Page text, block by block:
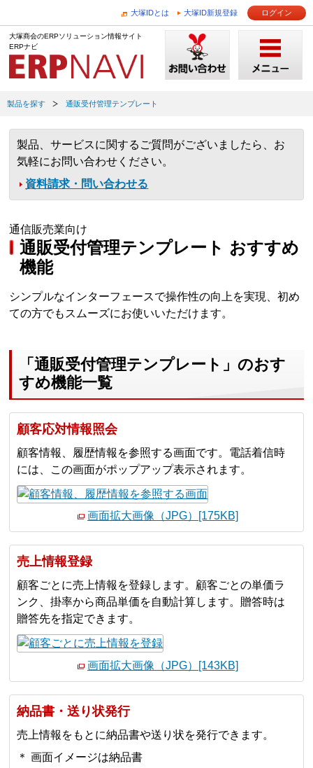
大塚IDとは 大塚ID新規登録 ログイン
大塚商会のERPソリューション情報サイト
ERPナビ
製品を探す 通販受付管理テンプレート
製品、サービスに関するご質問がございましたら、お
気軽にお問い合わせください。
資料請求・問い合わせる
通信販売業向け
通販受付管理テンプレート おすすめ
機能
シンプルなインターフェースで操作性の向上を実現、初め
ての方でもスムーズにお使いいただけます。
「通販受付管理テンプレート」のおす
すめ機能一覧
顧客応対情報照会
顧客情報、履歴情報を参照する画面です。電話着信時
には、この画面がポップアップ表示されます。
画面拡大画像（JPG）[175KB]
売上情報登録
顧客ごとに売上情報を登録します。顧客ごとの単価ラ
ンク、掛率から商品単価を自動計算します。贈答時は
贈答先を指定できます。
画面拡大画像（JPG）[143KB]
納品書・送り状発行
売上情報をもとに納品書や送り状を発行できます。
＊ 画面イメージは納品書